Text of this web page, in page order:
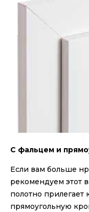
С фальцем и
Если вам больше
рекомендуем этот
полотно
прямоугольную